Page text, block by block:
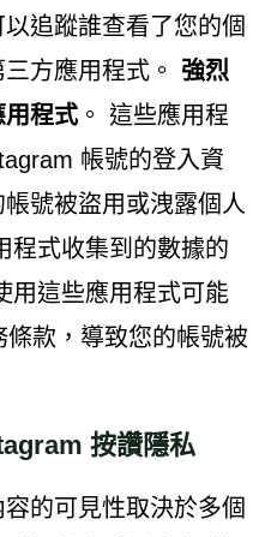
追蹤誰查看了您的個
方應用程式。 強烈
程式。 這些應用程
帳號的登入資
號被盜用或洩露個人
程式收集到的數據的
用這些應用程式可能
款，導致您的帳號被
按讚隱私
的可見性取決於多個